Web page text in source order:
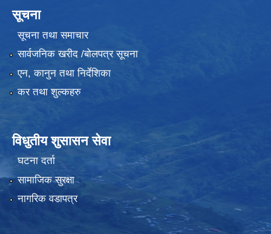
सूचना
सूचना तथा समाचार
सार्वजनिक खरीद /बोलपत्र सूचना
एन, कानुन तथा निर्देशिका
कर तथा शुल्कहरु
विधुतीय शुसासन सेवा
घटना दर्ता
सामाजिक सुरक्षा
नागरिक वडापत्र